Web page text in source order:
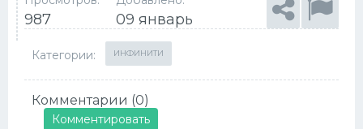
987 09 январь
Категории: ИНФИНИТИ
Комментарии (0)
Комментировать